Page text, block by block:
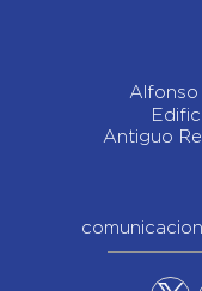
Alfonso
Antiguo